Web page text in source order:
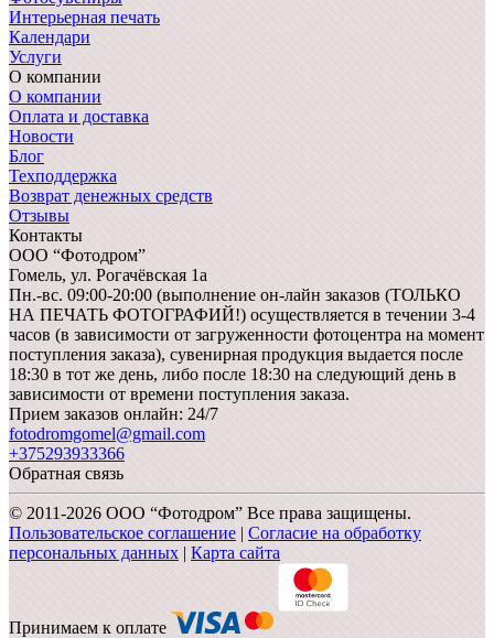
Интерьерная печать
Календари
Услуги
О компании
О компании
Оплата и доставка
Новости
Блог
Техподдержка
Возврат денежных средств
Отзывы
Контакты
ООО “Фотодром”
Гомель, ул. Рогачёвская 1а
Пн.-вс. 09:00-20:00 (выполнение он-лайн заказов (ТОЛЬКО
НА ПЕЧАТЬ ФОТОГРАФИЙ!) осуществляется в течении 3-4
часов (в зависимости от загруженности фотоцентра на момент
поступления заказа), сувенирная продукция выдается после
18:30 в тот же день, либо после 18:30 на следующий день в
зависимости от времени поступления заказа.
Прием заказов онлайн: 24/7
fotodromgomel@gmail.com
+375293933366
Обратная связь
© 2011-2026 ООО “Фотодром” Все права защищены.
Пользовательское соглашение | Согласие на обработку
персональных данных | Карта сайта
Принимаем к оплате